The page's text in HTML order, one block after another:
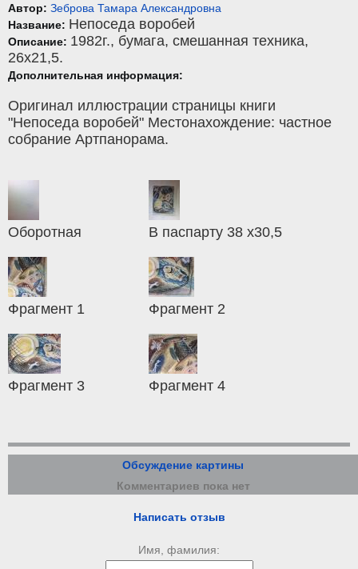
Автор: Зеброва Тамара Александровна
Название: Непоседа воробей
Описание: 1982г., бумага, смешанная техника,
26x21,5.
Дополнительная информация:
Оригинал иллюстрации страницы книги
"Непоседа воробей" Местонахождение: частное
собрание Артпанорама.
Оборотная В паспарту 38 х30,5
Фрагмент 1 Фрагмент 2
Фрагмент 3 Фрагмент 4
Обсуждение картины
Комментариев пока нет
Написать отзыв
Имя, фамилия: